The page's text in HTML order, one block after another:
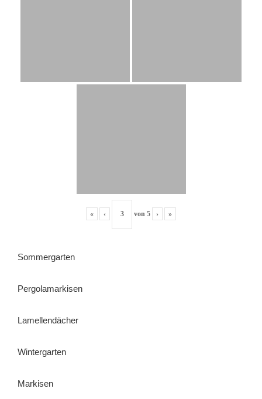
« ‹ von 5 › »
Sommergarten
Pergolamarkisen
Lamellendächer
Wintergarten
Markisen